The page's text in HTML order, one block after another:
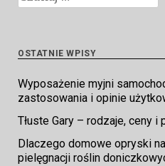
OSTATNIE WPISY
Wyposażenie myjni
zastosowania i opinie
Tłuste Gary – rodzaje, ceny i
Dlaczego domowe opryski
pielęgnacji roślin